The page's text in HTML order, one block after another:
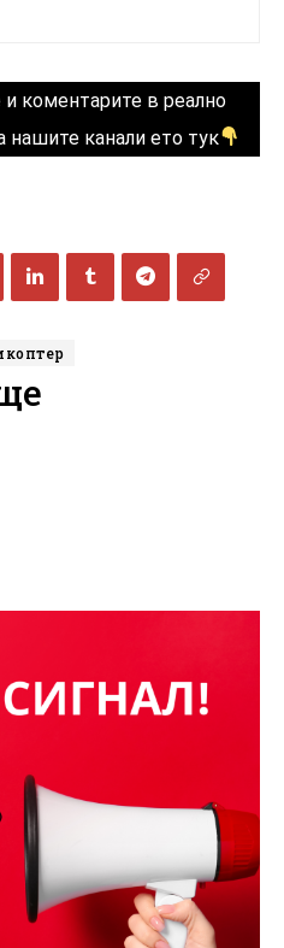
коментарите в реално
нашите канали ето тук